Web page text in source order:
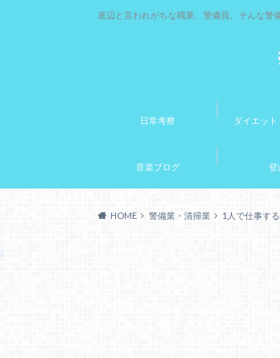
底辺と言われがちな職業、警備員。そんな警
日常考察 ダイエッ
音楽ブログ 登
HOME 警備業・清掃業 1人で仕事す